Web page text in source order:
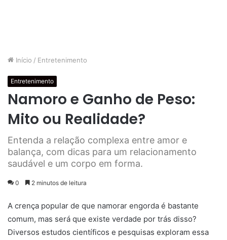
Início / Entretenimento
Entretenimento
Namoro e Ganho de Peso:
Mito ou Realidade?
Entenda a relação complexa entre amor e
balança, com dicas para um relacionamento
saudável e um corpo em forma.
0 2 minutos de leitura
A crença popular de que namorar engorda é bastante
comum, mas será que existe verdade por trás disso?
Diversos estudos científicos e pesquisas exploram essa